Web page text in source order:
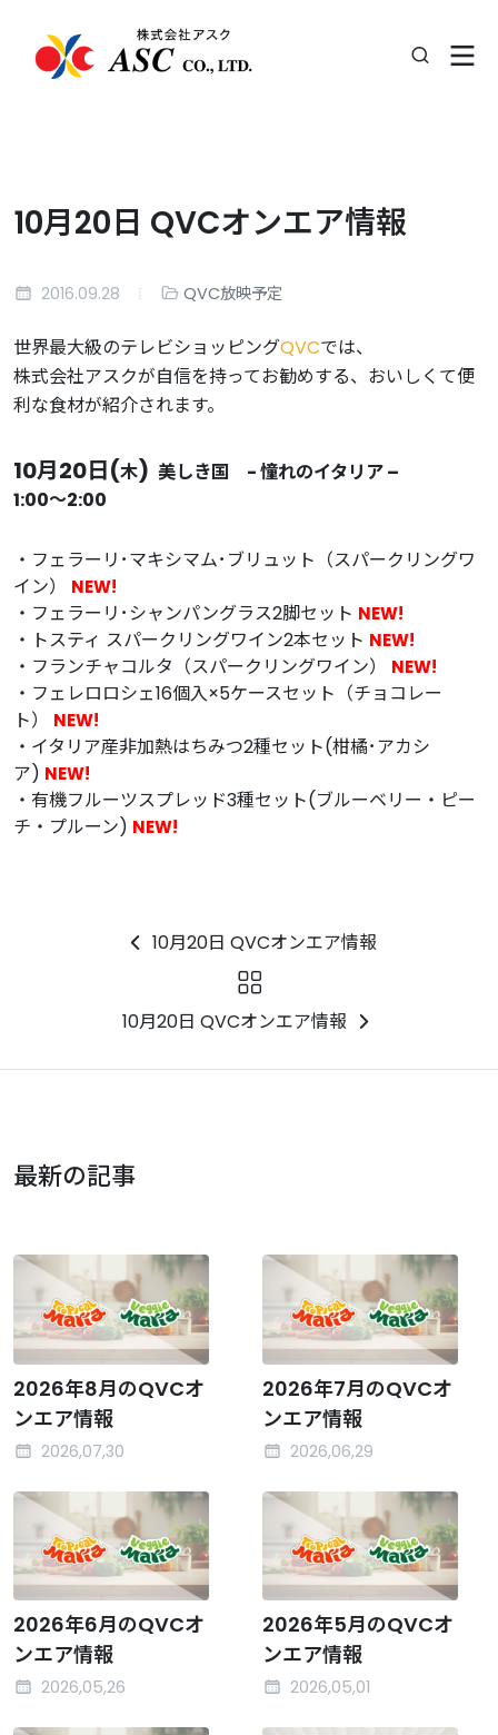
10月20日 QVCオンエア情報
2016.09.28 QVC放映予定
世界最大級のテレビショッピングQVCでは、
株式会社アスクが自信を持ってお勧めする、おいしくて便
利な食材が紹介されます。
10月20日(木) 美しき国 - 憧れのイタリア –
1:00〜2:00
・フェラーリ･マキシマム･ブリュット（スパークリングワ
イン） NEW!
・フェラーリ･シャンパングラス2脚セット NEW!
・トスティ スパークリングワイン2本セット NEW!
・フランチャコルタ（スパークリングワイン） NEW!
・フェレロロシェ16個入×5ケースセット（チョコレー
ト） NEW!
・イタリア産非加熱はちみつ2種セット(柑橘･アカシ
ア) NEW!
・有機フルーツスプレッド3種セット(ブルーベリー・ピー
チ・プルーン) NEW!
10月20日 QVCオンエア情報
10月20日 QVCオンエア情報
最新の記事
2026年8月のQVCオ
ンエア情報
2026,07,30
2026年7月のQVCオ
ンエア情報
2026,06,29
2026年6月のQVCオ
ンエア情報
2026,05,26
2026年5月のQVCオ
ンエア情報
2026,05,01